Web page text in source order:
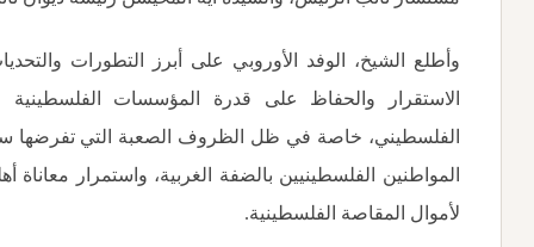
وأطلع الشيخ، الوفد الأوروبي على أبرز التطورات
الاستقرار والحفاظ على قدرة المؤسسات
الفلسطيني، خاصة في ظل الظروف الصعبة التي تفرضها
المواطنين الفلسطينيين بالضفة الغربية، واستمرار
لأموال المقاصة الفلسطينية.